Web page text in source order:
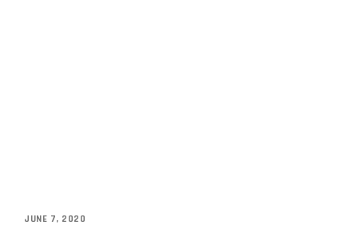
JUNE 7, 2020